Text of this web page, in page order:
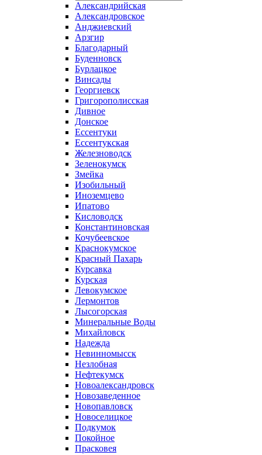
Александрийская
Александровское
Анджиевский
Арзгир
Благодарный
Буденновск
Бурлацкое
Винсады
Георгиевск
Григорополисская
Дивное
Донское
Ессентуки
Ессентукская
Железноводск
Зеленокумск
Змейка
Изобильный
Иноземцево
Ипатово
Кисловодск
Константиновская
Кочубеевское
Краснокумское
Красный Пахарь
Курсавка
Курская
Левокумское
Лермонтов
Лысогорская
Минеральные Воды
Михайловск
Надежда
Невинномысск
Незлобная
Нефтекумск
Новоалександровск
Новозаведенное
Новопавловск
Новоселицкое
Подкумок
Покойное
Прасковея